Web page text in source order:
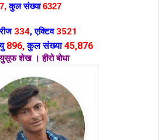
,कुल संख्या6327
334,एक्टिव3521
896,कुल संख्या45,876
शेख । हीरो बोधा